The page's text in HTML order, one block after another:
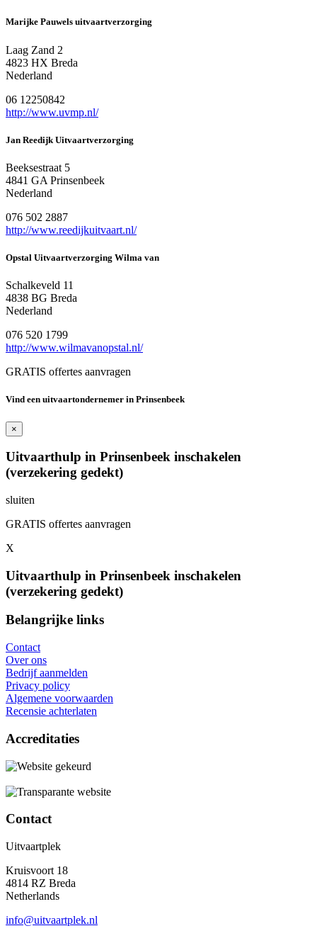
Marijke Pauwels uitvaartverzorging
Laag Zand 2
4823 HX Breda
Nederland
06 12250842
http://www.uvmp.nl/
Jan Reedijk Uitvaartverzorging
Beeksestraat 5
4841 GA Prinsenbeek
Nederland
076 502 2887
http://www.reedijkuitvaart.nl/
Opstal Uitvaartverzorging Wilma van
Schalkeveld 11
4838 BG Breda
Nederland
076 520 1799
http://www.wilmavanopstal.nl/
GRATIS offertes aanvragen
Vind een uitvaartondernemer in Prinsenbeek
×
Uitvaarthulp in Prinsenbeek inschakelen
(verzekering gedekt)
sluiten
GRATIS offertes aanvragen
X
Uitvaarthulp in Prinsenbeek inschakelen
(verzekering gedekt)
Belangrijke links
Contact
Over ons
Bedrijf aanmelden
Privacy policy
Algemene voorwaarden
Recensie achterlaten
Accreditaties
Contact
Uitvaartplek
Kruisvoort 18
4814 RZ Breda
Netherlands
info@uitvaartplek.nl